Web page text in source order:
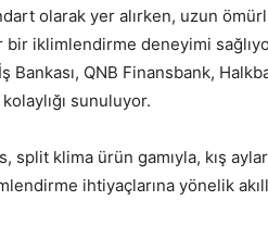
olarak yer alırken, uzun
iklimlendirme deneyimi
Bankası, QNB Finansbank,
sunuluyor.
klima ürün gamıyla, kış
ihtiyaçlarına yönelik